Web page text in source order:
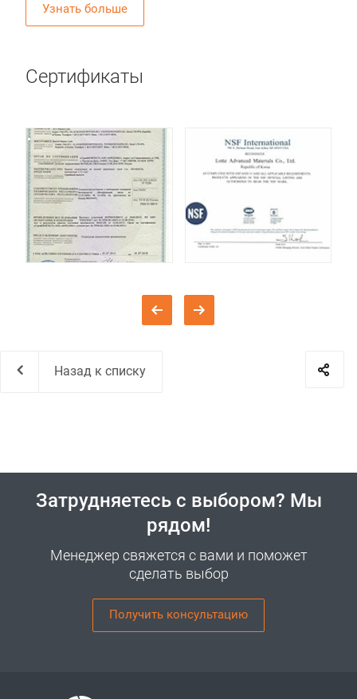
Узнать больше
Сертификаты
Назад к списку
Затрудняетесь с выбором? Мы
рядом!
Менеджер свяжется с вами и поможет
сделать выбор
Получить консультацию